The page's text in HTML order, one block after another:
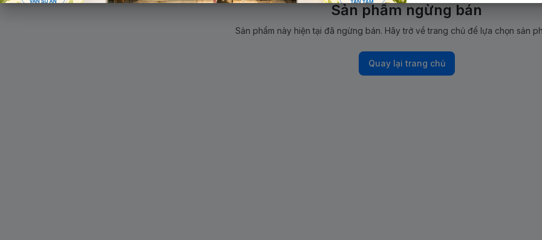
Sản phẩm ngừng bán
Sản phẩm này hiện tại đã ngừng bán. Hãy trở về trang chủ để lựa chọn sản
Quay lại trang chủ